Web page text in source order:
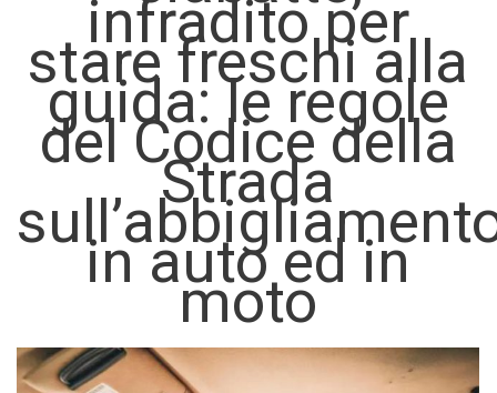
CORSI PROFESSIONALI
PERCHÉ SCEGLIERCI
BLOG
infradito per
stare freschi alla
guida: le regole
del Codice della
Strada
in auto ed in
moto